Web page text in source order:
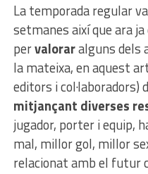
La temporada regular
setmanes així que ara
pervaloraralguns dels
la mateixa, en aquest
editors i col·laboradors)
mitjançant diverses
jugador, porter i equip,
mal, millor gol, millor
relacionat amb el futur